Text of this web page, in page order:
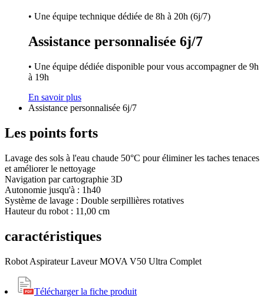
• Une équipe technique dédiée de 8h à 20h (6j/7)
Assistance personnalisée 6j/7
• Une équipe dédiée disponible pour vous accompagner de 9h
à 19h
En savoir plus
Assistance personnalisée 6j/7
Les points forts
Lavage des sols à l'eau chaude 50°C pour éliminer les taches tenaces
et améliorer le nettoyage
Navigation par cartographie 3D
Autonomie jusqu'à : 1h40
Système de lavage : Double serpillières rotatives
Hauteur du robot : 11,00 cm
caractéristiques
Robot Aspirateur Laveur MOVA V50 Ultra Complet
Télécharger la fiche produit